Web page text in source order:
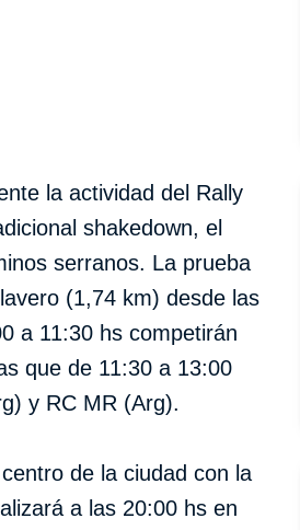
la actividad del Rally
shakedown, el
serranos. La prueba
(1,74 km) desde las
a 11:30 hs competirán
que de 11:30 a 13:00
y RC MR (Arg).
de la ciudad con la
a las 20:00 hs en